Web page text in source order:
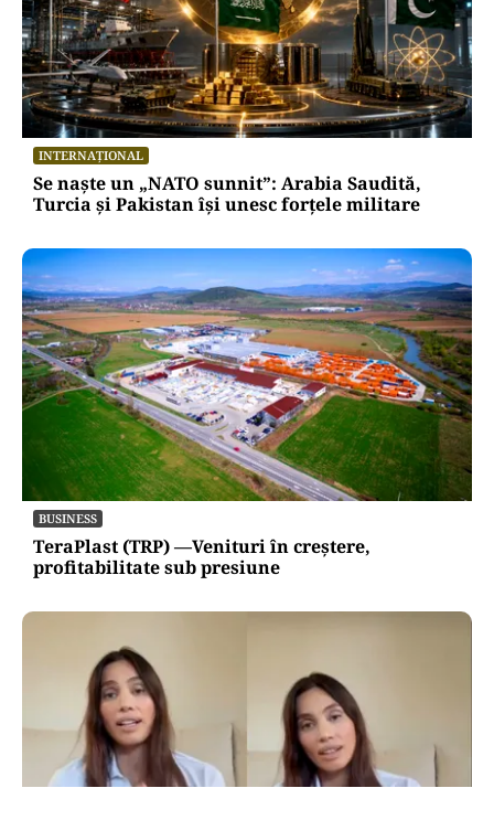
INTERNAȚIONAL
Se naște un „NATO sunnit”: Arabia Saudită,
Turcia și Pakistan își unesc forțele militare
BUSINESS
TeraPlast (TRP) —Venituri în creștere,
profitabilitate sub presiune